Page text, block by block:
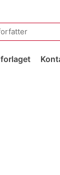
forlaget